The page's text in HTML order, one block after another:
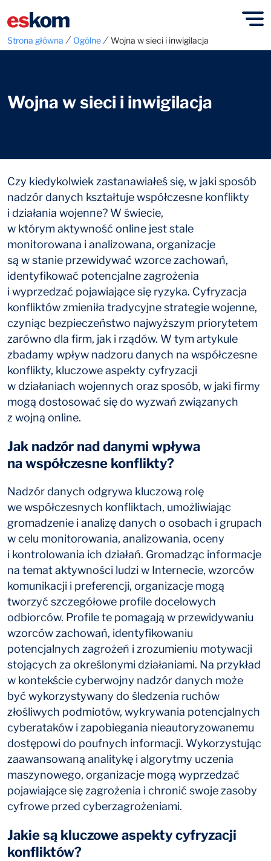
Strona główna ⁄ Ogólne⁄Wojna w sieci i inwigilacja
Wojna w sieci i inwigilacja
Czy kiedykolwiek zastanawiałeś się, w jaki sposób
nadzór danych kształtuje współczesne konflikty
i działania wojenne? W świecie,
w którym aktywność online jest stale
monitorowana i analizowana, organizacje
są w stanie przewidywać wzorce zachowań,
identyfikować potencjalne zagrożenia
i wyprzedzać pojawiające się ryzyka. Cyfryzacja
konfliktów zmieniła tradycyjne strategie wojenne,
czyniąc bezpieczeństwo najwyższym priorytetem
zarówno dla firm, jak i rządów. W tym artykule
zbadamy wpływ nadzoru danych na współczesne
konflikty, kluczowe aspekty cyfryzacji
w działaniach wojennych oraz sposób, w jaki firmy
mogą dostosować się do wyzwań związanych
z wojną online.
Jak nadzór nad danymi wpływa
na współczesne konflikty?
Nadzór danych odgrywa kluczową rolę
we współczesnych konfliktach, umożliwiając
gromadzenie i analizę danych o osobach i grupach
w celu monitorowania, analizowania, oceny
i kontrolowania ich działań. Gromadząc informacje
na temat aktywności ludzi w Internecie, wzorców
komunikacji i preferencji, organizacje mogą
tworzyć szczegółowe profile docelowych
odbiorców. Profile te pomagają w przewidywaniu
wzorców zachowań, identyfikowaniu
potencjalnych zagrożeń i zrozumieniu motywacji
stojących za określonymi działaniami. Na przykład
w kontekście cyberwojny nadzór danych może
być wykorzystywany do śledzenia ruchów
złośliwych podmiotów, wykrywania potencjalnych
cyberataków i zapobiegania nieautoryzowanemu
dostępowi do poufnych informacji. Wykorzystując
zaawansowaną analitykę i algorytmy uczenia
maszynowego, organizacje mogą wyprzedzać
pojawiające się zagrożenia i chronić swoje zasoby
cyfrowe przed cyberzagrożeniami.
Jakie są kluczowe aspekty cyfryzacji
konfliktów?